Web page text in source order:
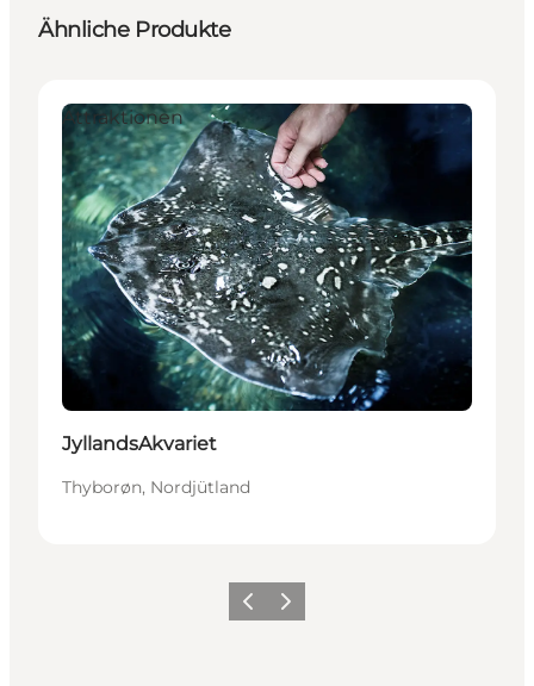
Ähnliche Produkte
Attraktionen
JyllandsAkvariet
Thyborøn, Nordjütland
ZurückWeiter